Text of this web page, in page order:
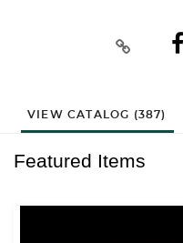
VIEW CATALOG (387)
Featured Items